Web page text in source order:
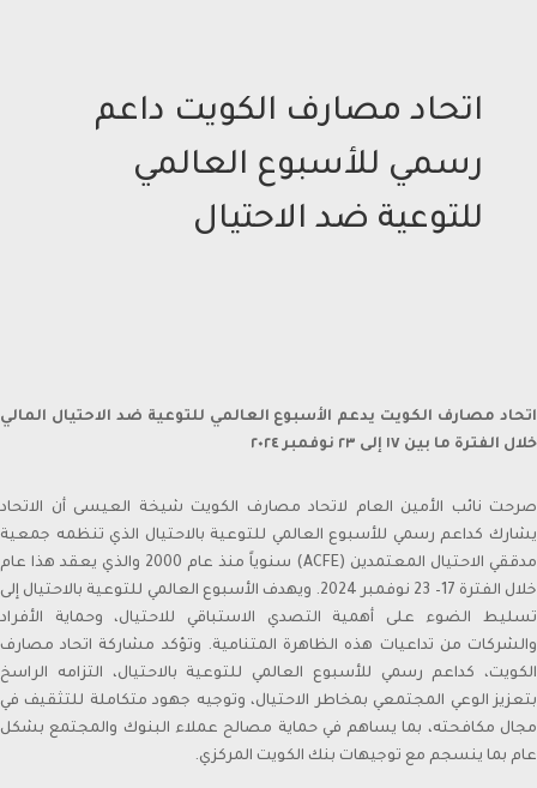
اتحاد مصارف الكويت داعم
رسمي للأسبوع العالمي
للتوعية ضد الاحتيال
اتحاد مصارف الكويت يدعم الأسبوع العالمي للتوعية ضد الاحتيال المالي
خلال الفترة ما بين ١٧ إلى ٢٣ نوفمبر ٢٠٢٤
صرحت نائب الأمين العام لاتحاد مصارف الكويت شيخة العيسى أن الاتحاد
يشارك كداعم رسمي للأسبوع العالمي للتوعية بالاحتيال الذي تنظمه جمعية
مدققي الاحتيال المعتمدين (ACFE) سنوياً منذ عام 2000 والذي يعقد هذا عام
خلال الفترة 17– 23 نوفمبر 2024. ويهدف الأسبوع العالمي للتوعية بالاحتيال إلى
تسليط الضوء على أهمية التصدي الاستباقي للاحتيال، وحماية الأفراد
والشركات من تداعيات هذه الظاهرة المتنامية. وتؤكد مشاركة اتحاد مصارف
الكويت، كداعم رسمي للأسبوع العالمي للتوعية بالاحتيال، التزامه الراسخ
بتعزيز الوعي المجتمعي بمخاطر الاحتيال، وتوجيه جهود متكاملة للتثقيف في
مجال مكافحته، بما يساهم في حماية مصالح عملاء البنوك والمجتمع بشكل
عام بما ينسجم مع توجيهات بنك الكويت المركزي.